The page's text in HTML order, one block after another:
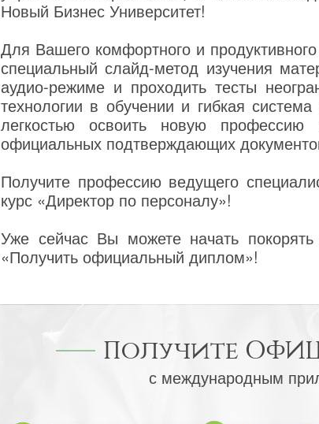
Новый Бизнес Университет!
Для Вашего комфортного и
специальный слайд-метод изучения
аудио-режиме и проходить тесты
технологии в обучении и гибкая
легкостью освоить новую
официальных подтверждающих
Получите профессию ведущего
курс «Директор по персоналу»!
Уже сейчас Вы можете начать
«Получить официальный диплом»!
Получите
с международным